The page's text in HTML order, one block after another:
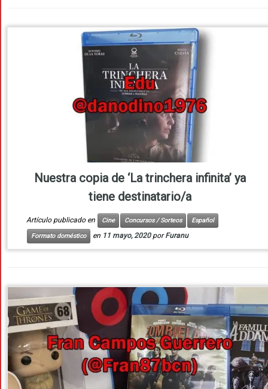
Nuestra copia de ‘La trinchera infinita’ ya
tiene destinatario/a
Artículo publicado en Cine Concursos / Sorteos
Español
Formato doméstico
en 11 mayo, 2020 porFuranu